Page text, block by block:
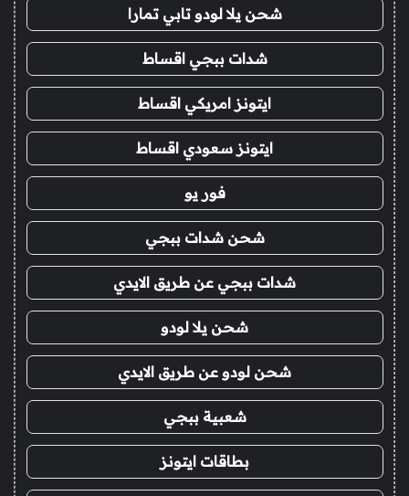
شحن يلا لودو تابي تمارا
شدات ببجي اقساط
ايتونز امريكي اقساط
ايتونز سعودي اقساط
فور يو
شحن شدات ببجي
شدات ببجي عن طريق الايدي
شحن يلا لودو
شحن لودو عن طريق الايدي
شعبية ببجي
بطاقات ايتونز